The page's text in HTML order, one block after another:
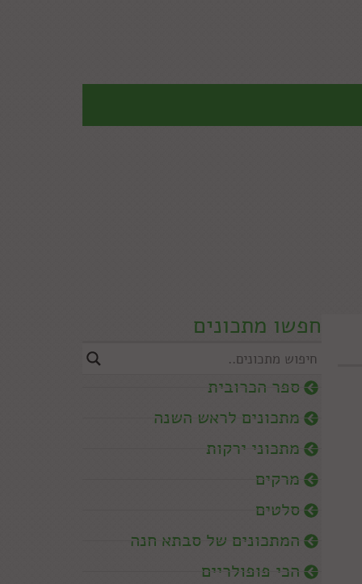
חפשו מתכונים
ספר הכרובית
מתכונים לראש השנה
מתכוני ירקות
מרקים
סלטים
המתכונים של סבתא חנה
הכי פופולריים